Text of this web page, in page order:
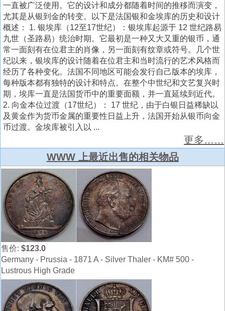
一直被广泛使用。它的设计和成分都随着时间的推移而演变，
尤其是从银到金的转变。以下是法国银和金埃库的历史和设计
概述： 1. 银埃库（12至17世纪）：银埃库起源于 12 世纪路易
九世（圣路易）统治时期。它最初是一种又大又重的银币，通
常一面刻有在位君主的肖像，另一面刻有纹章或符号。几个世
纪以来，银埃库的设计随着在位君主和当时流行的艺术风格而
经历了各种变化。法国不同地区可能会发行自己版本的埃库，
每种版本都有独特的设计和特点。在整个中世纪和文艺复兴时
期，埃库一直是法国货币中的重要面额，并一直延续到近代。
2. 向金本位过渡（17世纪）： 17 世纪，由于白银日益稀缺以
及黄金作为货币金属的重要性日益上升，法国开始从银币向金
币过渡。金埃库被引入以 ...
更多……
WWW 上最近出售的相关物品
售价: $123.0
Germany - Prussia - 1871 A - Silver Thaler - KM# 500 -
Lustrous High Grade